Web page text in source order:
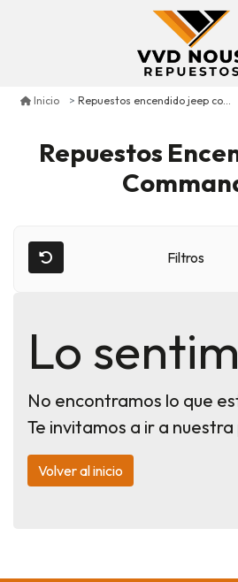
Inicio Repuestos encendido jeep commander
Repuestos
Filtros
Lo
No encontramos lo que
Te invitamos a ir a
Volver al inicio